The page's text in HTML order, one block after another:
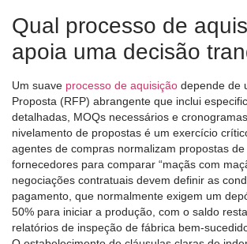
Qual processo de
apoia uma decisão
Um suave processo de aquisição depende de
Proposta (RFP) abrangente que inclui
detalhadas, MOQs necessários e
nivelamento de propostas é um exercício
agentes de compras normalizam propostas
fornecedores para comparar “maçãs com
negociações contratuais devem definir as
pagamento, que normalmente exigem um
50% para iniciar a produção, com o saldo
relatórios de inspeção de fábrica bem-